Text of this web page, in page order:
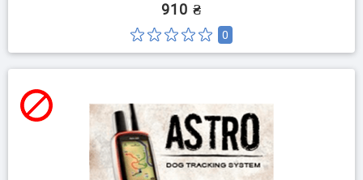
910 ₴
0